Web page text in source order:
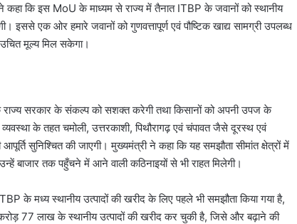
कहा कि इस MoU के माध्यम से राज्य में तैनात ITBP के जवानों को स्थानीय
इससे एक ओर हमारे जवानों को गुणवत्तापूर्ण एवं पौष्टिक खाद्य सामग्री उपलब्ध
मूल्य मिल सकेगा।
के राज्य सरकार के संकल्प को सशक्त करेगी तथा किसानों को अपनी उपज के
के तहत चमोली, उत्तरकाशी, पिथौरागढ़ एवं चंपावत जैसे दूरस्थ एवं
आपूर्ति सुनिश्चित की जाएगी। मुख्यमंत्री ने कहा कि यह समझौता सीमांत क्षेत्रों में
बाजार तक पहुँचने में आने वाली कठिनाइयों से भी राहत मिलेगी।
के मध्य स्थानीय उत्पादों की खरीद के लिए पहले भी समझौता किया गया है,
77 लाख के स्थानीय उत्पादों की खरीद कर चुकी है, जिसे और बढ़ाने की